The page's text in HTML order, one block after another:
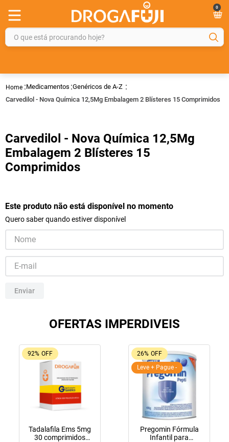
0
O que está procurando hoje?
Medicamentos Genéricos de A-Z
Carvedilol - Nova Química 12,5Mg Embalagem 2 Blísteres 15 Comprimidos
Carvedilol - Nova Química 12,5Mg
Embalagem 2 Blísteres 15
Comprimidos
Este produto não está disponível no momento
Quero saber quando estiver disponível
Enviar
OFERTAS IMPERDIVEIS
92% OFF
Tadalafila Ems 5mg
30 comprimidos
26% OFF
Leve + Pague -
Pregomin Fórmula
Infantil para
2º
gelmax
rosuvastatina 20mg
5º
protetor solar
6º
shampoo
8º
fraldas geriátricas
9º
tadalafila
lola